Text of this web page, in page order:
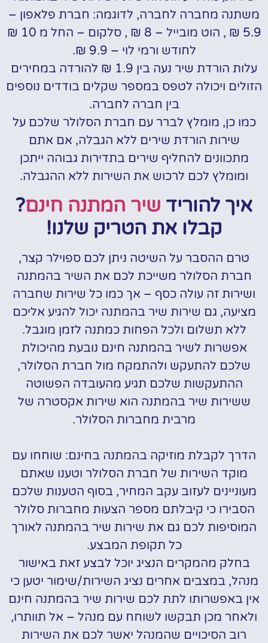
משתנה מחברה לחברה, לדוגמה: חברת פלאפון –
5.9 ₪ , הוט מובייל – 8 ₪ , סלקום – החל מ 10 ₪
לחודש ורמי לוי – 9.9 ₪.
עלות הורדת שיר נעה בין 1.9 ₪ להורדה במחירים
הזולים ויכולה לטפס במספר שקלים בודדים נוספים
בין חברה לחברה.
כמו כן, מומלץ לברר עם חברת הסלולר שלכם על
שירות הורדת שירים ללא הגבלה, אם אתם
מתכוונים להחליף שירים בתדירות גבוהה ייתכן
ומומלץ לכם לרכוש את השירות ללא ההגבלה.
איך להוריד שיר המתנה חינם?
קבלו את הטריק שלנו!
טרם ההסבר על השיטה ניתן לכם ספוילר קצר,
חברת הסלולר משייכת לכם את השיר בהמתנה
ושירות זה עולה כסף – אך כמו כל שירות שחברה
מציעה, גם שירות שיר בהמתנה יכול להגיע אליכם
ללא תשלום ולכל הפחות כמתנה לזמן מוגבל.
אפשרות לשיר בהמתנה חינם נובעת מהיכולת
שלכם להתעקש ולהתמקח מול חברת הסלולר,
ההתעקשות שלכם תגיע מהעובדה הפשוטה
ששירות שיר בהמתנה הוא שירות אקסטרה של
מרבית מחברות הסלולר.
הדרך לקבלת מוזיקה בהמתנה בחינם: שוחחו עם
מוקד השירות של חברת הסלולר וטענו שאתם
מעוניינים לעזוב עקב המחיר, בסוף הטענות שלכם
הסבירו כי קיבלתם מספר הצעות מחברות סלולר
המוסיפות לכם גם את שירות שיר בהמתנה לאורך
כל תקופת המבצע.
בחלק מהמקרים הנציג יוכל לבצע זאת באישור
מנהל, במצבים אחרים נציג השירות/שימור יטען כי
אין באפשרותו לתת לכם שירות שיר בהמתנה חינם
ולאחר מכן תבקשו לשוחח עם מנהל – אל תוותרו,
רוב הסיכויים שהמנהל יאשר לכם את השירות